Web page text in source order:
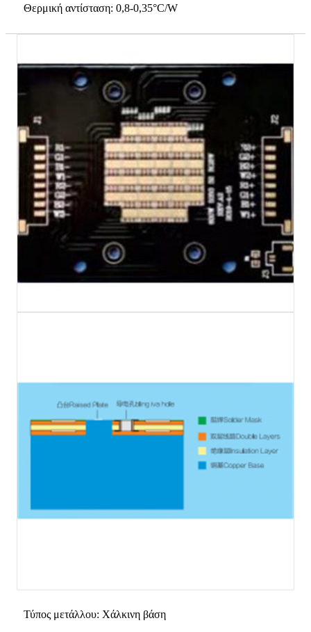
Θερμική αντίσταση: 0,8-0,35°C/W
Τύπος μετάλλου: Χάλκινη βάση